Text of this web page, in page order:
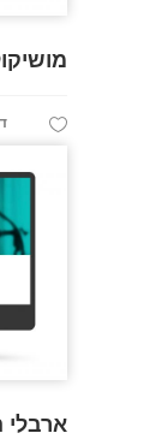
ארבלי